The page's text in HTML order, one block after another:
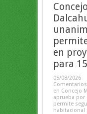
en
para
05/08/2026
en Concejo
aprueba
permite
habitacional